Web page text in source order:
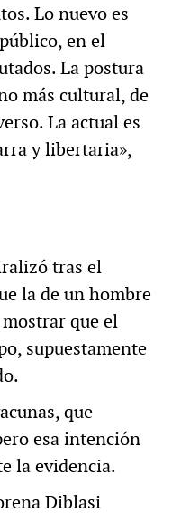
Lo nuevo es
en el
La postura
más cultural, de
La actual es
y libertaria»,
tras el
la de un hombre
que el
supuestamente
que
esa intención
la evidencia.
Diblasi